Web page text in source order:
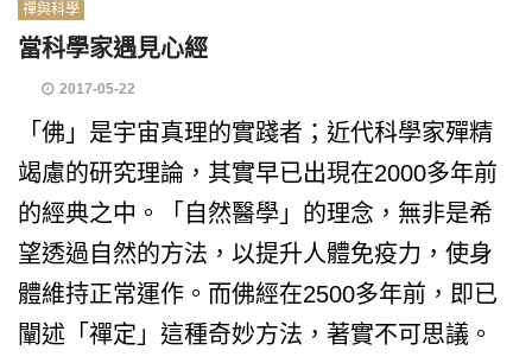
禪與科學
當科學家遇見心經
2017-05-22
「佛」是宇宙真理的實踐者；近代科學家殫精
竭慮的研究理論，其實早已出現在2000多年前
的經典之中。「自然醫學」的理念，無非是希
望透過自然的方法，以提升人體免疫力，使身
體維持正常運作。而佛經在2500多年前，即已
闡述「禪定」這種奇妙方法，著實不可思議。